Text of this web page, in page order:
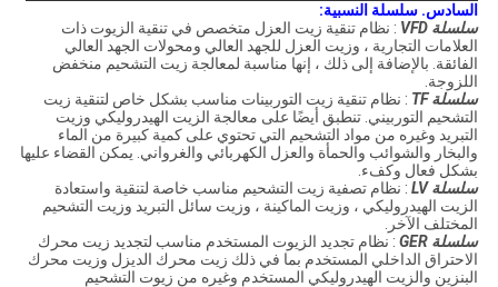
السادس. سلسلة النسبية:
سلسلة VFD
: نظام تنقية زيت العزل متخصص في تنقية الزيوت ذات
العلامات التجارية ، وزيت العزل للجهد العالي ومحولات الجهد العالي
الفائقة. بالإضافة إلى ذلك ، إنها مناسبة لمعالجة زيت التشحيم منخفض
اللزوجة.
سلسلة TF
: نظام تنقية زيت التوربينات مناسب بشكل خاص لتنقية زيت
التشحيم التوربيني. تنطبق أيضًا على معالجة الزيت الهيدروليكي وزيت
التبريد وغيره من مواد التشحيم التي تحتوي على كمية كبيرة من الماء
والبخار والشوائب والحمأة والعزل الكهربائي والغرواني. يمكن القضاء عليها
بشكل فعال وكفء.
سلسلة LV
: نظام تصفية زيت التشحيم مناسب خاصة لتنقية واستعادة
الزيت الهيدروليكي ، وزيت الماكينة ، وزيت سائل التبريد وزيت التشحيم
المختلف الآخر.
سلسلة GER
: نظام تجديد الزيوت المستخدم مناسب لتجديد زيت محرك
الاحتراق الداخلي المستخدم بما في ذلك زيت محرك الديزل وزيت محرك
البنزين والزيت الهيدروليكي المستخدم وغيره من زيوت التشحيم